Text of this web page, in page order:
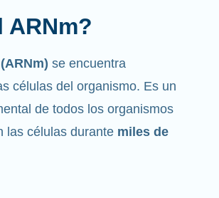
función que
el ARNm es un
con otros componentes de
a sintetizar las proteínas.